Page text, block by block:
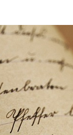
en México –
te lleva a
Artificial